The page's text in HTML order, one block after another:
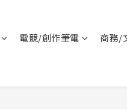
電競/創作筆電
商務/